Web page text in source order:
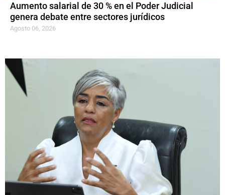
Aumento salarial de 30 % en el Poder Judicial
genera debate entre sectores jurídicos
Agosto 06, 2026